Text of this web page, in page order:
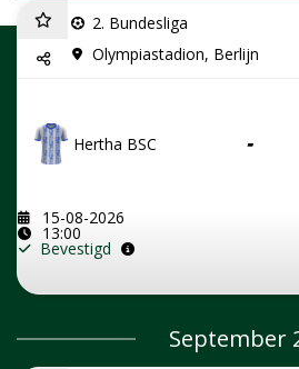
2. Bundesliga
Olympiastadion, Berlijn
Hertha BSC -
15-08-2026
13:00
Bevestigd
September